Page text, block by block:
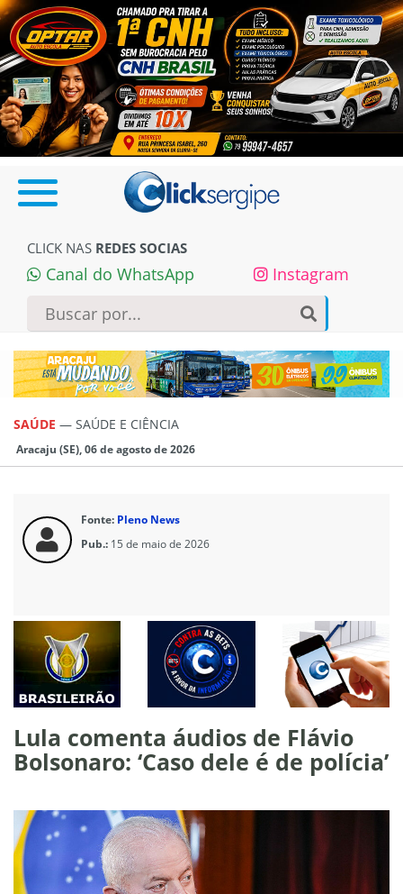
CLICK NAS REDES SOCIAS
Canal do WhatsApp Instagram
SAÚDE — SAÚDE E CIÊNCIA
Aracaju (SE), 06 de agosto de 2026
Fonte: Pleno News
Pub.: 15 de maio de 2026
Lula comenta áudios de Flávio
Bolsonaro: ‘Caso dele é de polícia’